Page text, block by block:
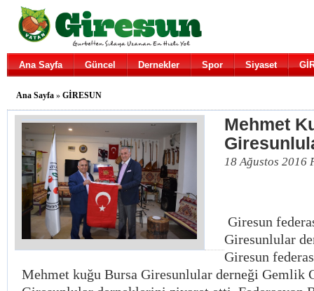
Ana Sayfa Güncel Dernekler Spor Siyaset
Ana Sayfa » GİRESUN
Mehmet
18 Ağustos 2016
Giresun
Giresunlular
Giresun
Mehmet kuğu Bursa Giresunlular derneği Gemlik